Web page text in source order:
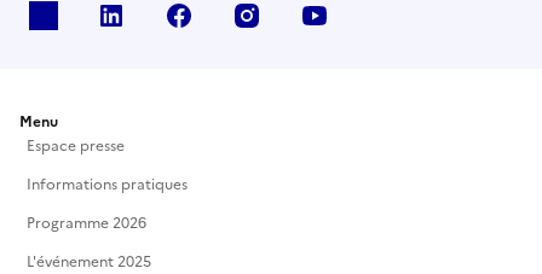
Linkedin Facebook Instagram
Menu
Espace presse
Informations pratiques
Programme 2026
L'événement 2025